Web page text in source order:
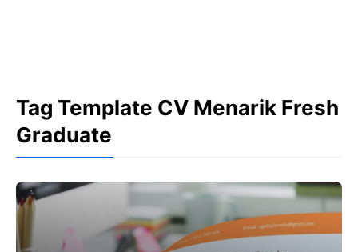
Tag Template CV Menarik Fresh
Graduate